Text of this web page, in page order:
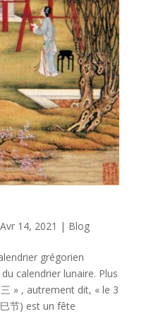
Avr 14, 2021 | Blog
grégorien
calendrier lunaire. Plus
» , autrement dit, « le 3
节) est un fête